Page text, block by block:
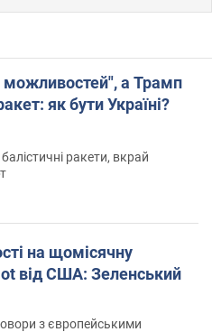
а Трамп
як бути Україні?
ракети, вкрай
на щомісячну
від США: Зеленський
з європейськими